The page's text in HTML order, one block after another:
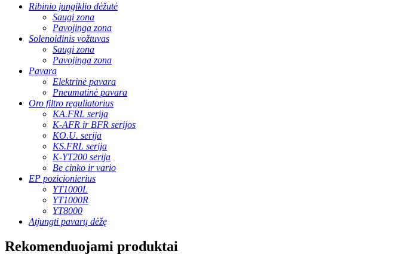
Ribinio jungiklio dėžutė
Saugi zona
Pavojinga zona
Solenoidinis vožtuvas
Saugi zona
Pavojinga zona
Pavara
Elektrinė pavara
Pneumatinė pavara
Oro filtro reguliatorius
KA.FRL serija
K-AFR ir BFR serijos
KO.U. serija
KS.FRL serija
K-YT200 serija
Be cinko ir vario
EP pozicionierius
YT1000L
YT1000R
YT8000
Atjungti pavarų dėžę
Rekomenduojami produktai